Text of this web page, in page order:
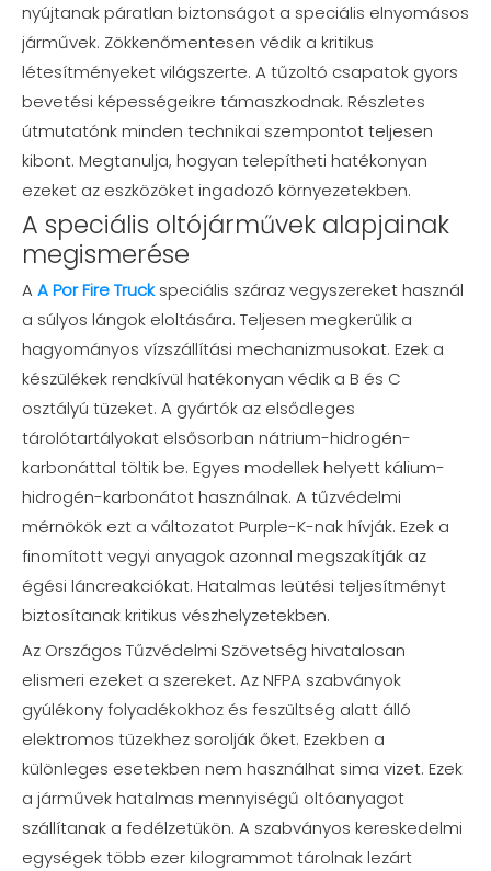
nyújtanak páratlan biztonságot a speciális elnyomásos
járművek. Zökkenőmentesen védik a kritikus
létesítményeket világszerte. A tűzoltó csapatok gyors
bevetési képességeikre támaszkodnak. Részletes
útmutatónk minden technikai szempontot teljesen
kibont. Megtanulja, hogyan telepítheti hatékonyan
ezeket az eszközöket ingadozó környezetekben.
A speciális oltójárművek alapjainak
megismerése
AA Por Fire Truckspeciális száraz vegyszereket használ
a súlyos lángok eloltására. Teljesen megkerülik a
hagyományos vízszállítási mechanizmusokat. Ezek a
készülékek rendkívül hatékonyan védik a B és C
osztályú tüzeket. A gyártók az elsődleges
tárolótartályokat elsősorban nátrium-hidrogén-
karbonáttal töltik be. Egyes modellek helyett kálium-
hidrogén-karbonátot használnak. A tűzvédelmi
mérnökök ezt a változatot Purple-K-nak hívják. Ezek a
finomított vegyi anyagok azonnal megszakítják az
égési láncreakciókat. Hatalmas leütési teljesítményt
biztosítanak kritikus vészhelyzetekben.
Az Országos Tűzvédelmi Szövetség hivatalosan
elismeri ezeket a szereket. Az NFPA szabványok
gyúlékony folyadékokhoz és feszültség alatt álló
elektromos tüzekhez sorolják őket. Ezekben a
különleges esetekben nem használhat sima vizet. Ezek
a járművek hatalmas mennyiségű oltóanyagot
szállítanak a fedélzetükön. A szabványos kereskedelmi
egységek több ezer kilogrammot tárolnak lezárt